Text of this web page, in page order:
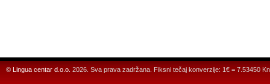
© Lingua centar d.o.o. 2026. Sva prava zadržana. Fiksni tečaj konverzije: 1€ = 7.53450 Kn